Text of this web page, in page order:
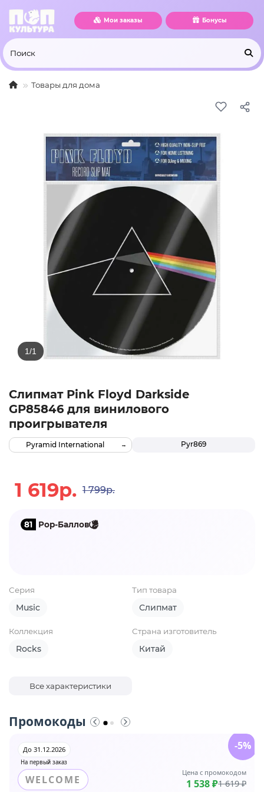
Мои заказы Бонусы
Товары для дома
Слипмат Pink Floyd Darkside
GP85846 для винилового
проигрывателя
Pyr869
Pyramid International
1 619р. 1 799р.
81 Pop-Баллов
Серия
Music
Тип товара
Слипмат
Коллекция
Rocks
Страна изготовитель
Китай
Все характеристики
Промокоды
На первый заказ
До 31.12.2026
WELCOME
Цена с промокодом
1 538 ₽1 619 ₽
-5%